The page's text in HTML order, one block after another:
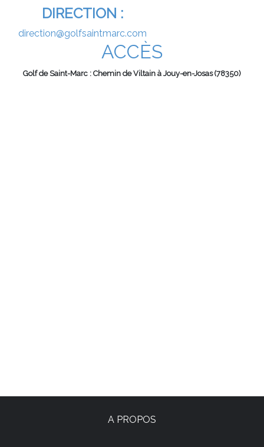
DIRECTION :
direction@golfsaintmarc.com
ACCÈS
Golf de Saint-Marc : Chemin de Viltain à Jouy-en-Josas (78350)
A PROPOS